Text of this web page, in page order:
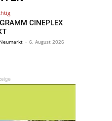
CINEPLEX
- 6. August 2026